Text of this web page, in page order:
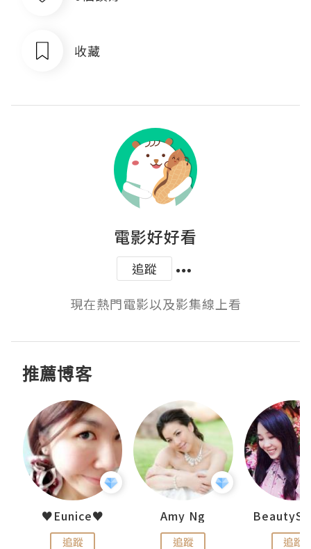
收藏
電影好好看
追蹤
現在熱門電影以及影集線上看
推薦博客
♥Eunice♥
追蹤
Amy Ng
追蹤 追蹤